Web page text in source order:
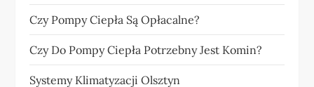
Czy Pompy Ciepła Są Opłacalne?
Czy Do Pompy Ciepła Potrzebny Jest Komin?
Systemy Klimatyzacji Olsztyn